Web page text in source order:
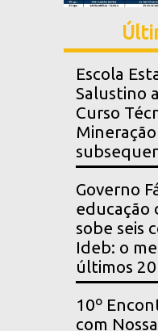
Escola
Salustino
Curso
Governo
educação
sobe seis
Ideb: o
últimos
10º
com